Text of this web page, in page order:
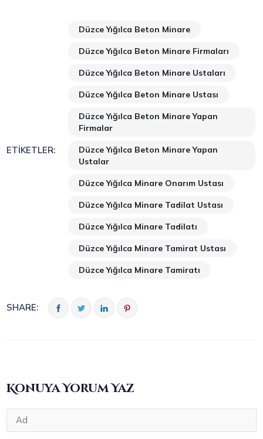
ETIKETLER:
Düzce Yığılca Beton Minare
Düzce Yığılca Beton Minare Firmaları
Düzce Yığılca Beton Minare Ustaları
Düzce Yığılca Beton Minare Ustası
Düzce Yığılca Beton Minare Yapan
Firmalar
Düzce Yığılca Beton Minare Yapan
Ustalar
Düzce Yığılca Minare Onarım Ustası
Düzce Yığılca Minare Tadilat Ustası
Düzce Yığılca Minare Tadilatı
Düzce Yığılca Minare Tamirat Ustası
Düzce Yığılca Minare Tamiratı
SHARE:
Konuya Yorum Yaz